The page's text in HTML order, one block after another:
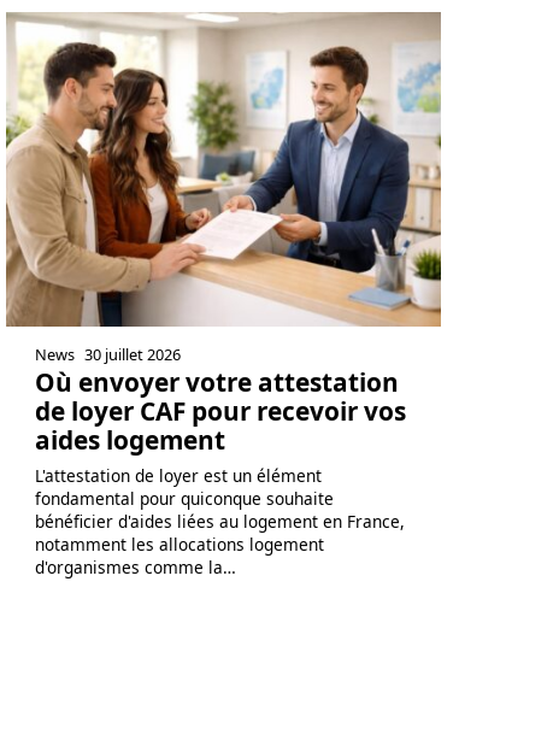
News 30 juillet 2026
Où envoyer votre attestation
de loyer CAF pour recevoir vos
aides logement
L'attestation de loyer est un élément
fondamental pour quiconque souhaite
bénéficier d'aides liées au logement en France,
notamment les allocations logement
d'organismes comme la…